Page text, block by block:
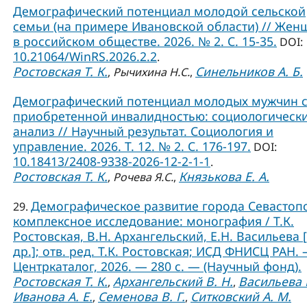
Демографический потенциал молодой сельской
семьи (на примере Ивановской области) //
в российском обществе. 2026. № 2. С. 15-35. DOI:
10.21064/WinRS.2026.2.2.
Ростовская Т. К., Рычихина Н.С., Синельников А. Б.
Демографический потенциал молодых мужчин с
приобретенной инвалидностью:
анализ // Научный результат. Социология и
управление. 2026. Т. 12. № 2. С. 176-197. DOI:
10.18413/2408-9338-2026-12-2-1-1.
Ростовская Т. К., Рочева Я.С., Князькова Е. А.
29. Демографическое развитие города
комплексное исследование: монография / Т.К.
Ростовская, В.Н. Архангельский, Е.Н. Васильева
др.]; отв. ред. Т.К. Ростовская; ИСД ФНИСЦ
Центркаталог, 2026. — 280 с. — (Научный фонд).
Ростовская Т. К., Архангельский В. Н., Васильева
Иванова А. Е., Семенова В. Г., Ситковский А. М.